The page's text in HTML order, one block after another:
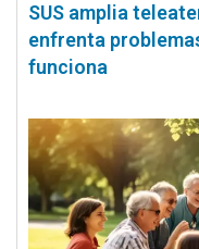
SUS amplia
enfrenta
funciona